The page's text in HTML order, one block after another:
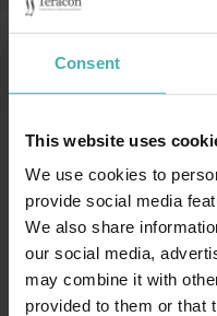
Consent
This website uses
We use cookies to
provide social media
We also share
our social media,
may combine it with
provided to them or that
Teracon fick i slutet av
Building Systems Ab om
logistikcentrum som
Planeringsarbetet
planeringsobjekt någonsin.
Logistikcentret har en yta
bredd på 180 m och höjd 30
Europas största och
livsmedelshandel både som
Logistikcntret tas ibruk 2023